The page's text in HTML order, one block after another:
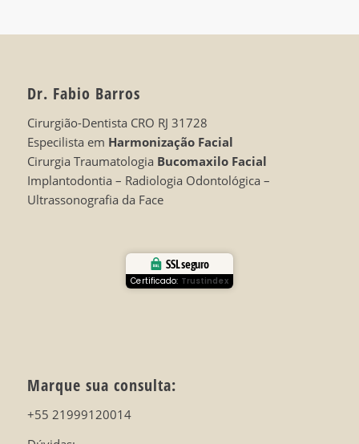
Dr. Fabio Barros
Cirurgião-Dentista CRO RJ 31728
Especilista em Harmonização Facial
Cirurgia Traumatologia Bucomaxilo Facial
Implantodontia – Radiologia Odontológica –
Ultrassonografia da Face
SSL seguro
Certificado: Trustindex
Marque sua consulta:
+55 21999120014